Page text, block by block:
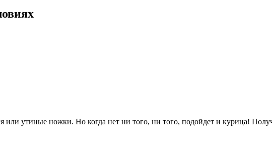
или утиные ножки. Но когда нет ни того, ни того, подойдет и курица!